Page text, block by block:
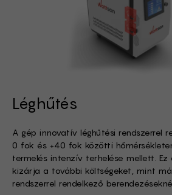
Léghűtés
A gép innovatív léghűtési rendszerrel
0 fok és +40 fok közötti
termelés intenzív terhelése mellett.
kizárja a további költségeket, mint
rendszerrel rendelkező